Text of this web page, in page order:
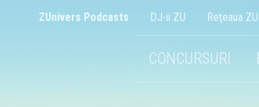
ZUnivers Podcasts DJ-ii ZU Reţeaua ZU
CONCURSURI